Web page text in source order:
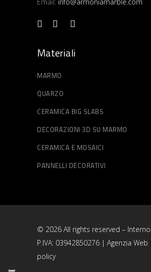
Materiali
MARMO
QUARZO
CERAMICA BIG SLABS
DECORAZIONI 3D SU MARMO
CERAMICA E MOSAICI
PANNELLI DECORATIVI
© 2026 All rights reserved –
P.IVA: 03942850276 | Agenzia Web
policy